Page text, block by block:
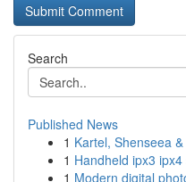
Search
Published News
1 Kartel, Shenseea
1 Handheld ipx3
1 Modern digital